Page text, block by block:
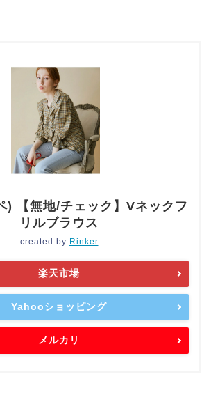
) 【無地/チェック】Vネックフ
リルブラウス
created by Rinker
楽天市場
Yahooショッピング
メルカリ